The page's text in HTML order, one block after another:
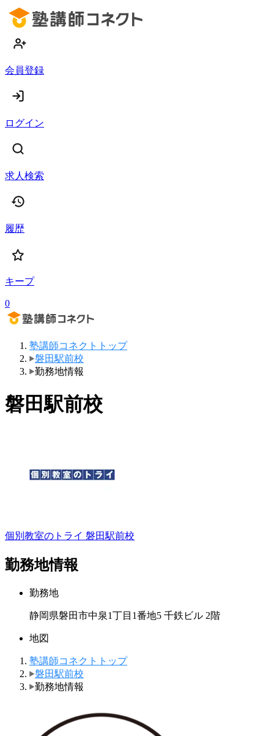
会員登録
ログイン
求人検索
履歴
キープ
0
塾講師コネクトトップ
磐田駅前校
勤務地情報
磐田駅前校
個別教室のトライ 磐田駅前校
勤務地情報
勤務地
静岡県磐田市中泉1丁目1番地5 千鉄ビル 2階
地図
塾講師コネクトトップ
磐田駅前校
勤務地情報